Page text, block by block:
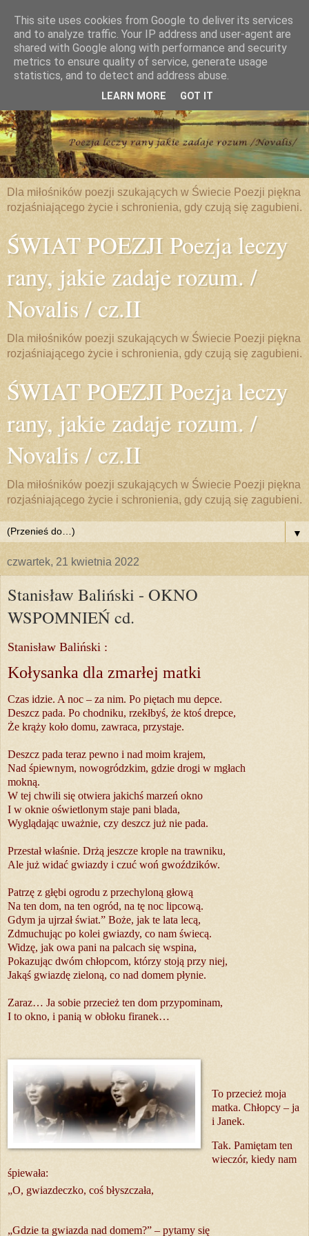
Dla miłośników poezji szukających w Świecie Poezji piękna
rozjaśniającego życie i schronienia, gdy czują się zagubieni.
ŚWIAT POEZJI Poezja leczy
rany, jakie zadaje rozum. /
Novalis / cz.II
Dla miłośników poezji szukających w Świecie Poezji piękna
rozjaśniającego życie i schronienia, gdy czują się zagubieni.
ŚWIAT POEZJI Poezja leczy
rany, jakie zadaje rozum. /
Novalis / cz.II
Dla miłośników poezji szukających w Świecie Poezji piękna
rozjaśniającego życie i schronienia, gdy czują się zagubieni.
▼
czwartek, 21 kwietnia 2022
Stanisław Baliński - OKNO
WSPOMNIEŃ cd.
Stanisław Baliński :
Kołysanka dla zmarłej matki
Czas idzie. A noc – za nim. Po pię­tach mu dep­ce.
Deszcz pada. Po chod­ni­ku, rzekł­byś, że ktoś drep­ce,
Że krą­ży koło domu, za­wra­ca, przy­sta­je.
Deszcz pada te­raz pew­no i nad moim kra­jem,
Nad śpiew­nym, no­wo­gródz­kim, gdzie dro­gi w mgłach
mok­ną.
W tej chwi­li się otwie­ra ja­kichś ma­rzeń okno
I w oknie oświe­tlo­nym sta­je pani bla­da,
Wy­glą­da­jąc uważ­nie, czy deszcz już nie pada.
Prze­stał wła­śnie. Drżą jesz­cze kro­ple na traw­ni­ku,
Ale już wi­dać gwiaz­dy i czuć woń gwoź­dzi­ków.
Pa­trzę z głę­bi ogro­du z prze­chy­lo­ną gło­wą
Na ten dom, na ten ogród, na tę noc lip­co­wą.
Gdym ja uj­rzał świat.” Boże, jak te lata lecą,
Zdmu­chu­jąc po ko­lei gwiaz­dy, co nam świe­cą.
Wi­dzę, jak owa pani na pal­cach się wspi­na,
Po­ka­zu­jąc dwóm chłop­com, któ­rzy sto­ją przy niej,
Ja­kąś gwiaz­dę zie­lo­ną, co nad do­mem pły­nie.
Za­raz… Ja so­bie prze­cież ten dom przy­po­mi­nam,
I to okno, i pa­nią w ob­ło­ku fi­ra­nek…
To prze­cież moja
mat­ka. Chłop­cy – ja
i Ja­nek.
Tak. Pa­mię­tam ten
wie­czór, kie­dy nam
śpie­wa­ła:
„O, gwiaz­decz­ko, coś błysz­cza­ła,
„Gdzie ta gwiaz­da nad do­mem?” – py­ta­my się
This site uses cookies from Google to deliver its services
and to analyze traffic. Your IP address and user-agent are
shared with Google along with performance and security
metrics to ensure quality of service, generate usage
statistics, and to detect and address abuse.
LEARN MORE GOT IT